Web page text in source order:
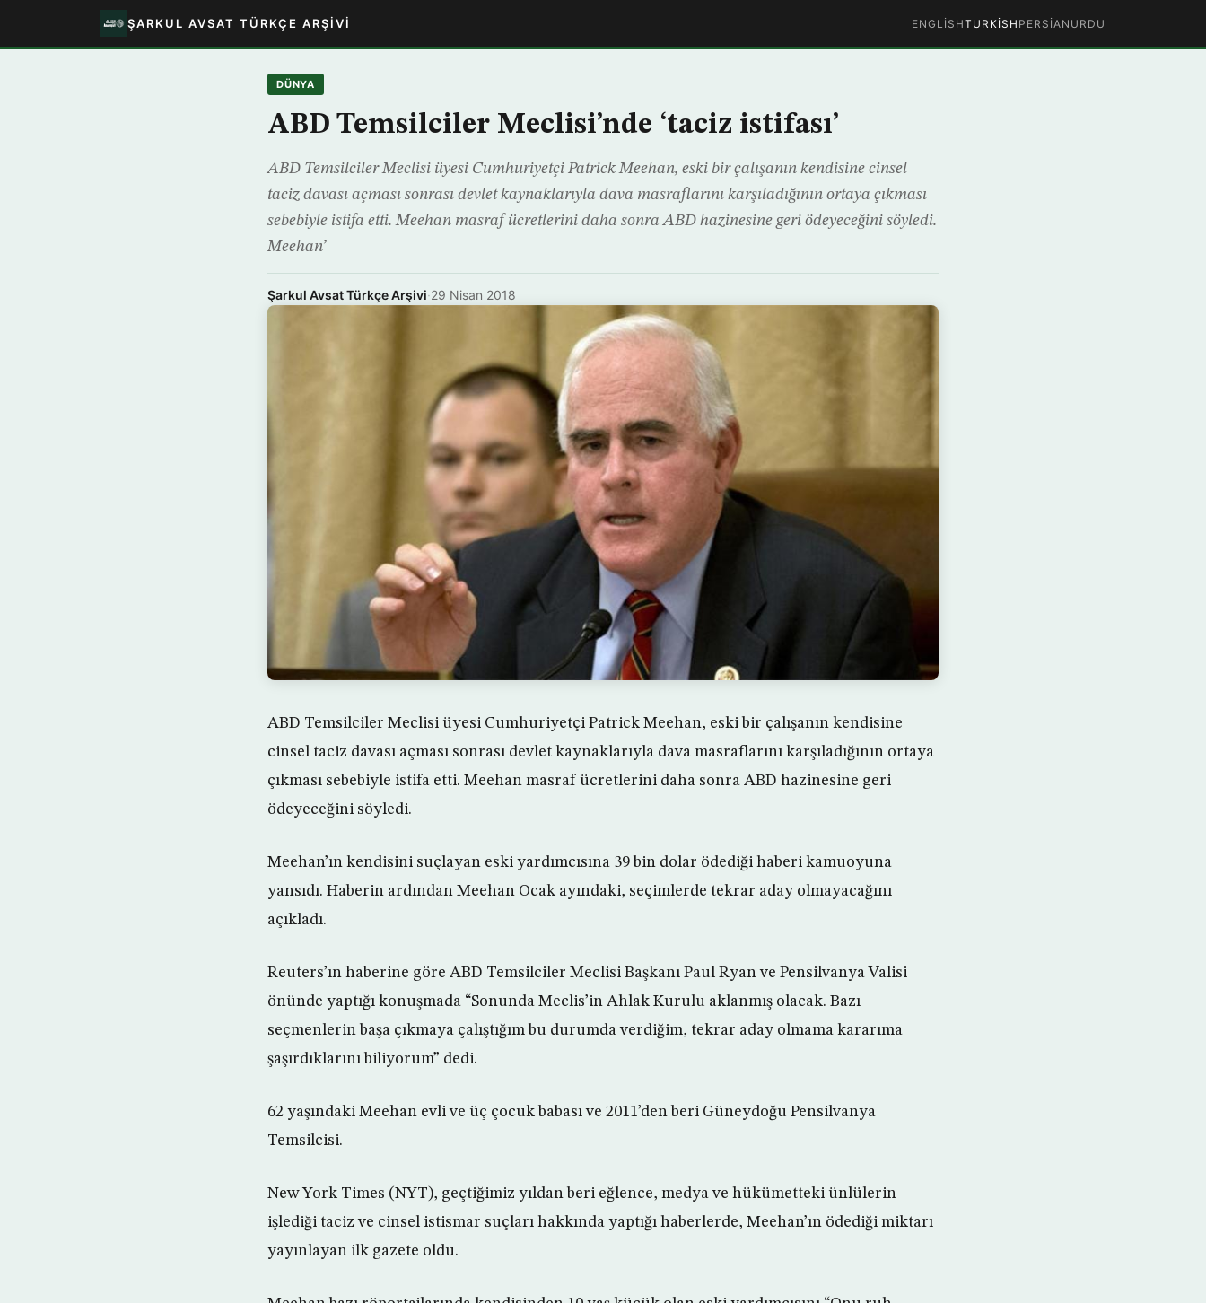
ŞARKUL AVSAT TÜRKÇE ARŞIVI ENGLISHTURKISH PERSIAN URDU
DÜNYA
ABD Temsilciler Meclisi’nde ‘taciz istifası’
ABD Temsilciler Meclisi üyesi Cumhuriyetçi Patrick Meehan, eski bir çalışanın kendisine cinsel
taciz davası açması sonrası devlet kaynaklarıyla dava masraflarını karşıladığının ortaya çıkması
sebebiyle istifa etti. Meehan masraf ücretlerini daha sonra ABD hazinesine geri ödeyeceğini söyledi.
Meehan’
Şarkul Avsat Türkçe Arşivi·29 Nisan 2018
ABD Temsilciler Meclisi üyesi Cumhuriyetçi Patrick Meehan, eski bir çalışanın kendisine
cinsel taciz davası açması sonrası devlet kaynaklarıyla dava masraflarını karşıladığının ortaya
çıkması sebebiyle istifa etti. Meehan masraf ücretlerini daha sonra ABD hazinesine geri
ödeyeceğini söyledi.
Meehan’ın kendisini suçlayan eski yardımcısına 39 bin dolar ödediği haberi kamuoyuna
yansıdı. Haberin ardından Meehan Ocak ayındaki, seçimlerde tekrar aday olmayacağını
açıkladı.
Reuters’ın haberine göre ABD Temsilciler Meclisi Başkanı Paul Ryan ve Pensilvanya Valisi
önünde yaptığı konuşmada “Sonunda Meclis’in Ahlak Kurulu aklanmış olacak. Bazı
seçmenlerin başa çıkmaya çalıştığım bu durumda verdiğim, tekrar aday olmama kararıma
şaşırdıklarını biliyorum” dedi.
62 yaşındaki Meehan evli ve üç çocuk babası ve 2011’den beri Güneydoğu Pensilvanya
Temsilcisi.
New York Times (NYT), geçtiğimiz yıldan beri eğlence, medya ve hükümetteki ünlülerin
işlediği taciz ve cinsel istismar suçları hakkında yaptığı haberlerde, Meehan’ın ödediği miktarı
yayınlayan ilk gazete oldu.